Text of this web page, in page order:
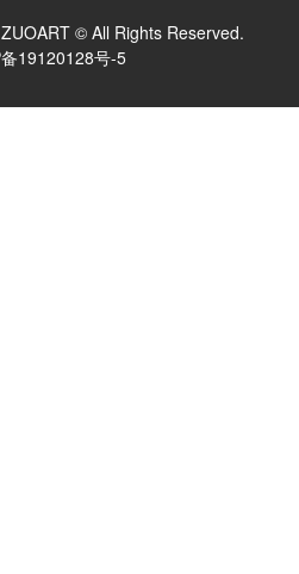
© All Rights Reserved.
19120128号-5